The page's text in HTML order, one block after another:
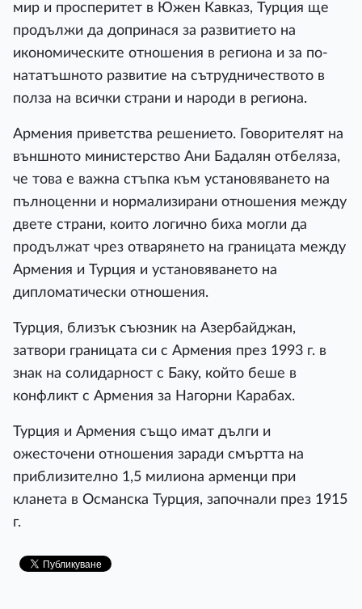
мир и просперитет в Южен Кавказ, Турция ще
продължи да допринася за развитието на
икономическите отношения в региона и за по-
нататъшното развитие на сътрудничеството в
полза на всички страни и народи в региона.
Армения приветства решението. Говорителят на
външното министерство Ани Бадалян отбеляза,
че това е важна стъпка към установяването на
пълноценни и нормализирани отношения между
двете страни, които логично биха могли да
продължат чрез отварянето на границата между
Армения и Турция и установяването на
дипломатически отношения.
Турция, близък съюзник на Азербайджан,
затвори границата си с Армения през 1993 г. в
знак на солидарност с Баку, който беше в
конфликт с Армения за Нагорни Карабах.
Турция и Армения също имат дълги и
ожесточени отношения заради смъртта на
приблизително 1,5 милиона арменци при
кланета в Османска Турция, започнали през 1915
г.